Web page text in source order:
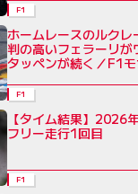
F1
ホームレースのルク
判の高いフェラーリが
タッペンが続く／F1
F1
【タイム結果】2026
フリー走行1回目
F1